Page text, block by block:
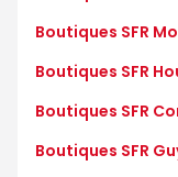
Boutiques SFR
Boutiques SFR
Boutiques SFR
Boutiques SFR